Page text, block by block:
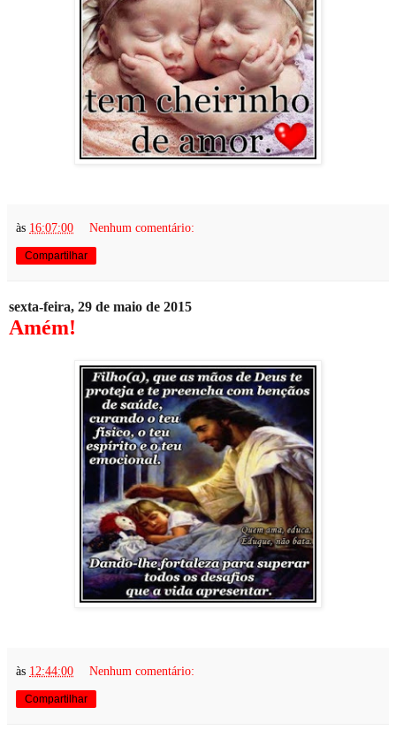
às 16:07:00 Nenhum comentário:
Compartilhar
sexta-feira, 29 de maio de 2015
Amém!
às 12:44:00 Nenhum comentário:
Compartilhar